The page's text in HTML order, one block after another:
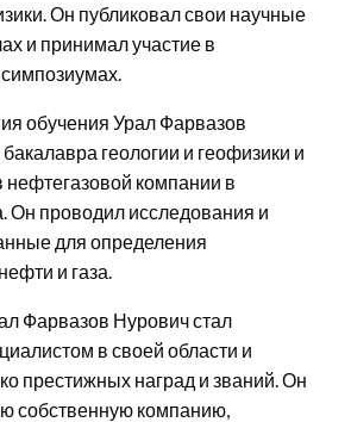
Он публиковал свои научные
и принимал участие в
обучения Урал Фарвазов
геологии и геофизики и
нефтегазовой компании в
Он проводил исследования и
для определения
и газа.
Фарвазов Нурович стал
в своей области и
престижных наград и званий. Он
собственную компанию,